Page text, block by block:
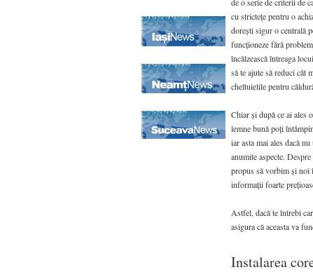
cu strictețe pentru o
dorești sigur o centrală
funcționeze fără
încălzească întreaga
să te ajute să reduci cât
cheltuielile pentru
Chiar și după ce ai ales
lemne bună poți
iar asta mai ales dacă
anumite aspecte. Despre
propus să vorbim și noi
informații foarte
Astfel, dacă te întrebi
asigura că aceasta va
Instalarea